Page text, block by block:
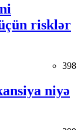
risklər
398
niyə